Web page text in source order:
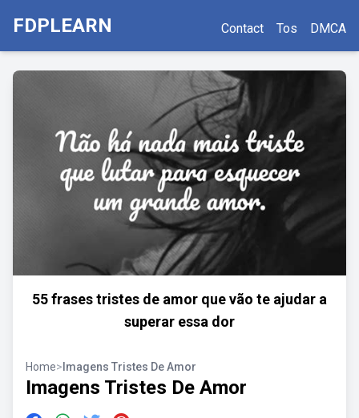
FDPLEARN Contact Tos DMCA
55 frases tristes de amor que vão te ajudar a
superar essa dor
Home> Imagens Tristes De Amor
Imagens Tristes De Amor